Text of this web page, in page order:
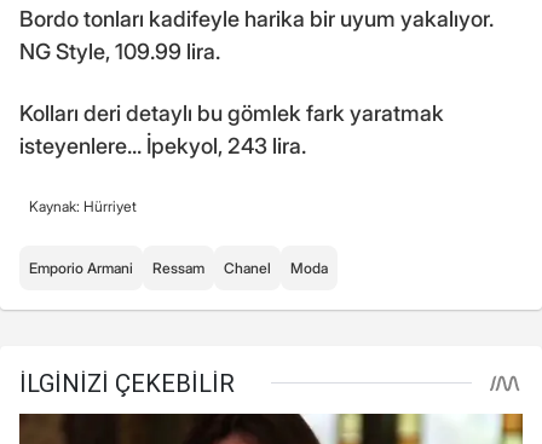
Bordo tonları kadifeyle harika bir uyum yakalıyor.
NG Style, 109.99 lira.
Kolları deri detaylı bu gömlek fark yaratmak
isteyenlere... İpekyol, 243 lira.
Kaynak: Hürriyet
Emporio Armani Ressam Chanel Moda